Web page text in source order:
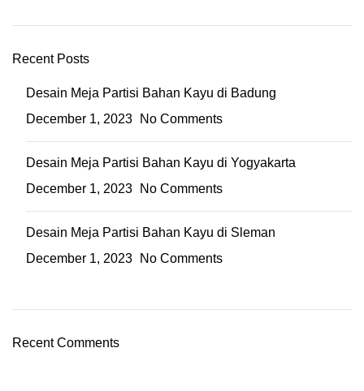
Recent Posts
Desain Meja Partisi Bahan Kayu di Badung
December 1, 2023
No Comments
Desain Meja Partisi Bahan Kayu di Yogyakarta
December 1, 2023
No Comments
Desain Meja Partisi Bahan Kayu di Sleman
December 1, 2023
No Comments
Recent Comments